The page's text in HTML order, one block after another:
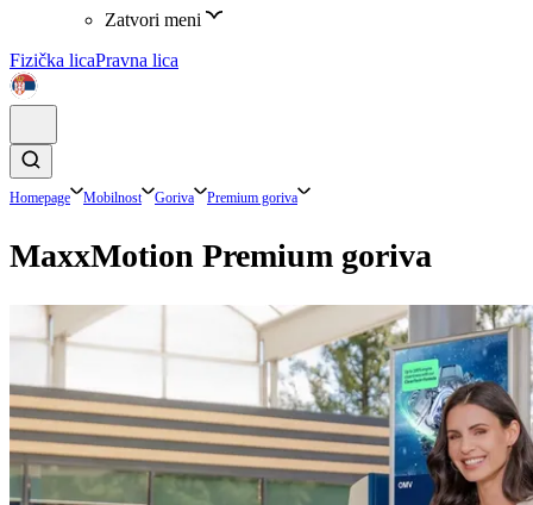
Zatvori meni
Fizička licaPravna lica
Homepage Mobilnost Goriva Premium goriva
MaxxMotion Premium goriva